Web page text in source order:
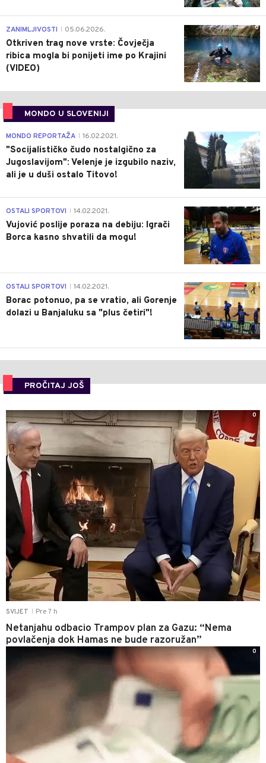
0
ZANIMLJIVOSTI 05.06.2026.
Otkriven trag nove vrste: Čovječja
ribica mogla bi ponijeti ime po Krajini
(VIDEO)
MONDO U SLOVENIJI
4
MONDO REPORTAŽA 16.02.2021.
"Socijalističko čudo nostalgično za
Jugoslavijom": Velenje je izgubilo naziv,
ali je u duši ostalo Titovo!
1
OSTALI SPORTOVI 14.02.2021.
Vujović poslije poraza na debiju: Igrači
Borca kasno shvatili da mogu!
3
OSTALI SPORTOVI 14.02.2021.
Borac potonuo, pa se vratio, ali Gorenje
dolazi u Banjaluku sa "plus četiri"!
PROČITAJ JOŠ
SVIJET Pre 7 h
Netanjahu odbacio Trampov plan za Gazu: “Nema
povlačenja dok Hamas ne bude razoružan”
0
0